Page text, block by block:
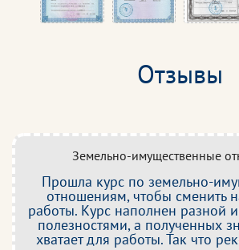
Отзывы
Земельно-имущественные
Прошла курс по земельно-
отношениям, чтобы сменить
работы. Курс наполнен разной
полезностями, а полученных
хватает для работы. Так что